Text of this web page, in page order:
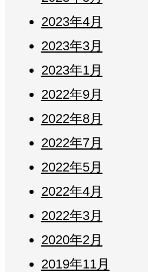
2023年4月
2023年3月
2023年1月
2022年9月
2022年8月
2022年7月
2022年5月
2022年4月
2022年3月
2020年2月
2019年11月